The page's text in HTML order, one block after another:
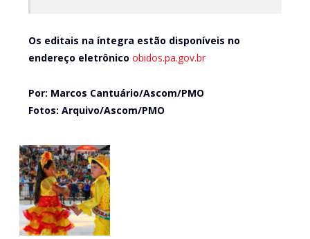
Os editais na íntegra estão disponíveis no
endereço eletrônico obidos.pa.gov.br
Por: Marcos Cantuário/Ascom/PMO
Fotos: Arquivo/Ascom/PMO